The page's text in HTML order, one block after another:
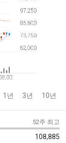
1년 3년 10년
52주 최고
108,885